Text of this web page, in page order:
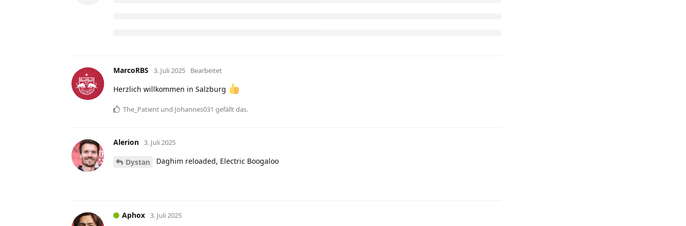
MarcoRBS 3. Juli 2025 Bearbeitet
Herzlich willkommen in Salzburg
The_Patient und Johannes031 gefällt das.
Alerion 3. Juli 2025
Dystan Daghim reloaded, Electric Boogaloo
Aphox 3. Juli 2025